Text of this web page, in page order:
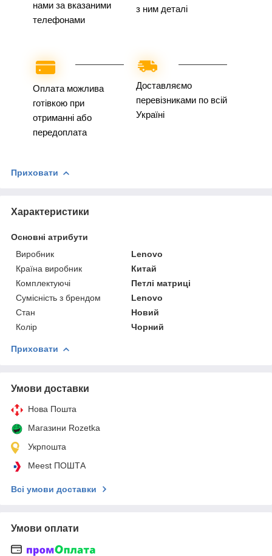
нами за вказаними
телефонами
з ним деталі
Оплата можлива
готівкою при
отриманні або
передоплата
Доставляємо
перевізниками по всій
Україні
Приховати
Характеристики
Основні атрибути
Виробник
Lenovo
Країна виробник
Китай
Комплектуючі
Петлі матриці
Сумісність з брендом
Lenovo
Стан
Новий
Колір
Чорний
Приховати
Умови доставки
Нова Пошта
Магазини Rozetka
Укрпошта
Meest ПОШТА
Всі умови доставки
Умови оплати